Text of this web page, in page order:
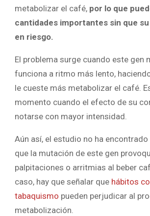
metabolizar el café, por lo que
cantidades importantes sin que
en riesgo.
El problema surge cuando este gen
funciona a ritmo más lento,
le cueste más metabolizar el café.
momento cuando el efecto de su
notarse con mayor intensidad.
Aún así, el estudio no ha
que la mutación de este gen
palpitaciones o arritmias al beber
caso, hay que señalar que hábitos
tabaquismo pueden perjudicar al
metabolización.